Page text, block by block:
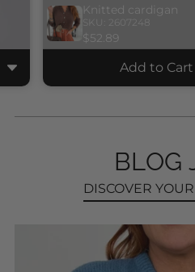
Knitted cardigan
SKU: 2607248
$52.89
Add to Cart
BLOG
DISCOVER